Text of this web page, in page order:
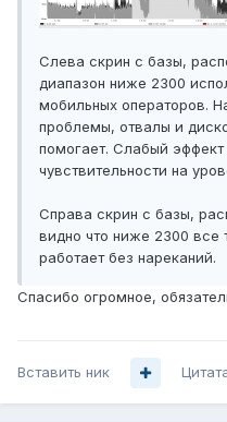
Слева скрин с базы,
диапазон ниже 2300
мобильных операторов.
проблемы, отвалы и
помогает. Слабый эффект
чувствительности на
Справа скрин с базы,
видно что ниже 2300 все
работает без нареканий.
Спасибо огромное,
Вставить ник